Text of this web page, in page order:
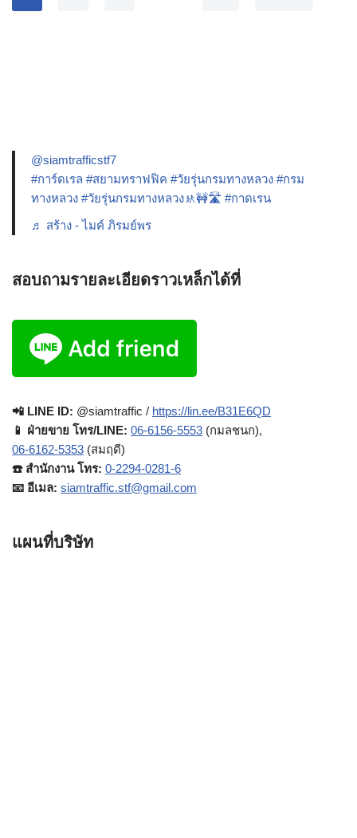
@siamtrafficstf7
#การ์ดเรล #สยามทราฟฟิค #วัยรุ่นกรมทางหลวง #กรม
ทางหลวง #วัยรุ่นกรมทางหลวง🚸🚧🛣️ #กาดเรน
♬ สร้าง - ไมค์ ภิรมย์พร
สอบถามรายละเอียดราวเหล็กได้ที่
📲 LINE ID: @siamtraffic / https://lin.ee/B31E6QD
📱 ฝ่ายขาย โทร/LINE: 06-6156-5553 (กมลชนก),
06-6162-5353 (สมฤดี)
☎️ สำนักงาน โทร: 0-2294-0281-6
📧 อีเมล: siamtraffic.stf@gmail.com
แผนที่บริษัท